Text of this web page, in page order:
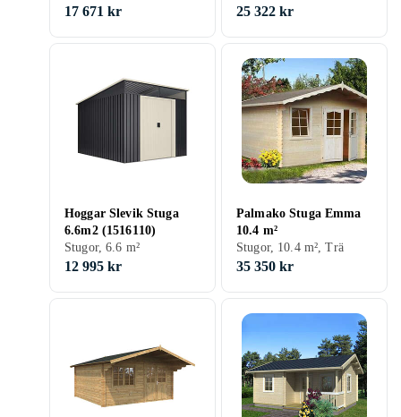
17 671 kr 25 322 kr
Hoggar Slevik Stuga
6.6m2 (1516110)
Stugor, 6.6 m²
12 995 kr
Palmako Stuga Emma
10.4 m²
Stugor, 10.4 m², Trä
35 350 kr